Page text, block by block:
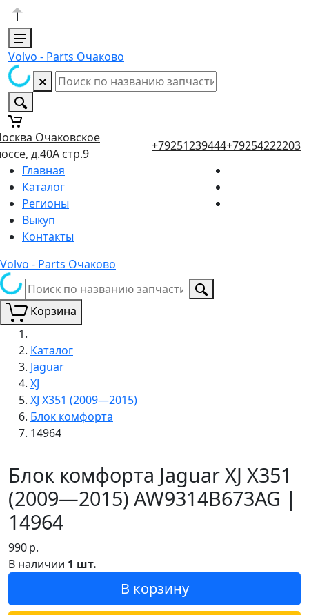
Volvo - Parts Очаково
Очаковское
д.40А стр.9
+79251239444+79254222203
Главная
Каталог
Регионы
Выкуп
Контакты
Volvo - Parts Очаково
Корзина
Каталог
Jaguar
XJ
XJ X351 (2009—2015)
Блок комфорта
14964
Блок комфорта Jaguar XJ X351
(2009—2015) AW9314B673AG |
14964
990р.
В наличии 1 шт.
В корзину